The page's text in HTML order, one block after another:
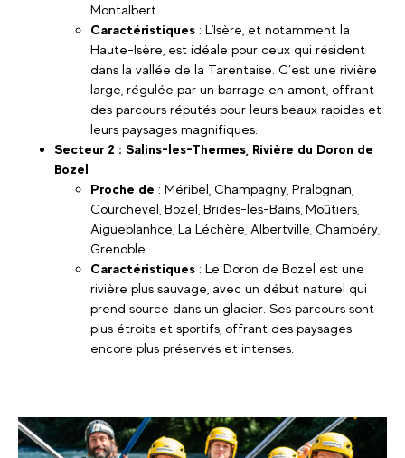
Montalbert..
Caractéristiques : L'Isère, et notamment la
Haute-Isère, est idéale pour ceux qui résident
dans la vallée de la Tarentaise. C’est une rivière
large, régulée par un barrage en amont, offrant
des parcours réputés pour leurs beaux rapides et
leurs paysages magnifiques.
Secteur 2 : Salins-les-Thermes, Rivière du Doron de
Bozel
Proche de : Méribel, Champagny, Pralognan,
Courchevel, Bozel, Brides-les-Bains, Moûtiers,
Aigueblanhce, La Léchère, Albertville, Chambéry,
Grenoble.
Caractéristiques : Le Doron de Bozel est une
rivière plus sauvage, avec un début naturel qui
prend source dans un glacier. Ses parcours sont
plus étroits et sportifs, offrant des paysages
encore plus préservés et intenses.